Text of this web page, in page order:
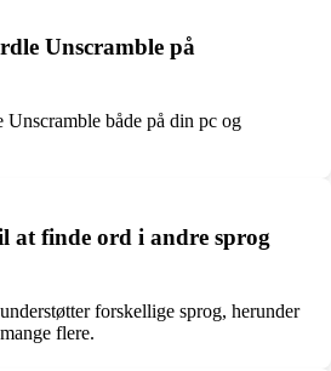
Unscramble på
Unscramble både på din pc og
at finde ord i andre sprog
forskellige sprog, herunder
flere.